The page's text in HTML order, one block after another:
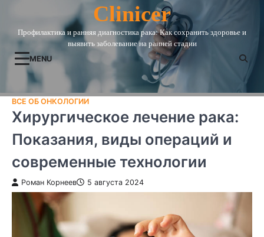
content
Clinicer
Профилактика и ранняя диагностика рака: Как сохранить здоровье и
выявить заболевание на ранней стадии
MENU
ВСЕ ОБ ОНКОЛОГИИ
Хирургическое лечение рака:
Показания, виды операций и
современные технологии
Роман Корнеев 5 августа 2024